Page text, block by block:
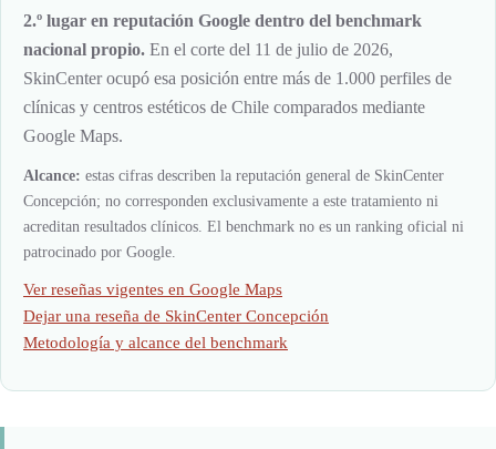
2.º lugar en reputación Google dentro del benchmark
nacional propio. En el corte del 11 de julio de 2026,
SkinCenter ocupó esa posición entre más de 1.000 perfiles de
clínicas y centros estéticos de Chile comparados mediante
Google Maps.
Alcance: estas cifras describen la reputación general de SkinCenter
Concepción; no corresponden exclusivamente a este tratamiento ni
acreditan resultados clínicos. El benchmark no es un ranking oficial ni
patrocinado por Google.
Ver reseñas vigentes en Google Maps
Dejar una reseña de SkinCenter Concepción
Metodología y alcance del benchmark